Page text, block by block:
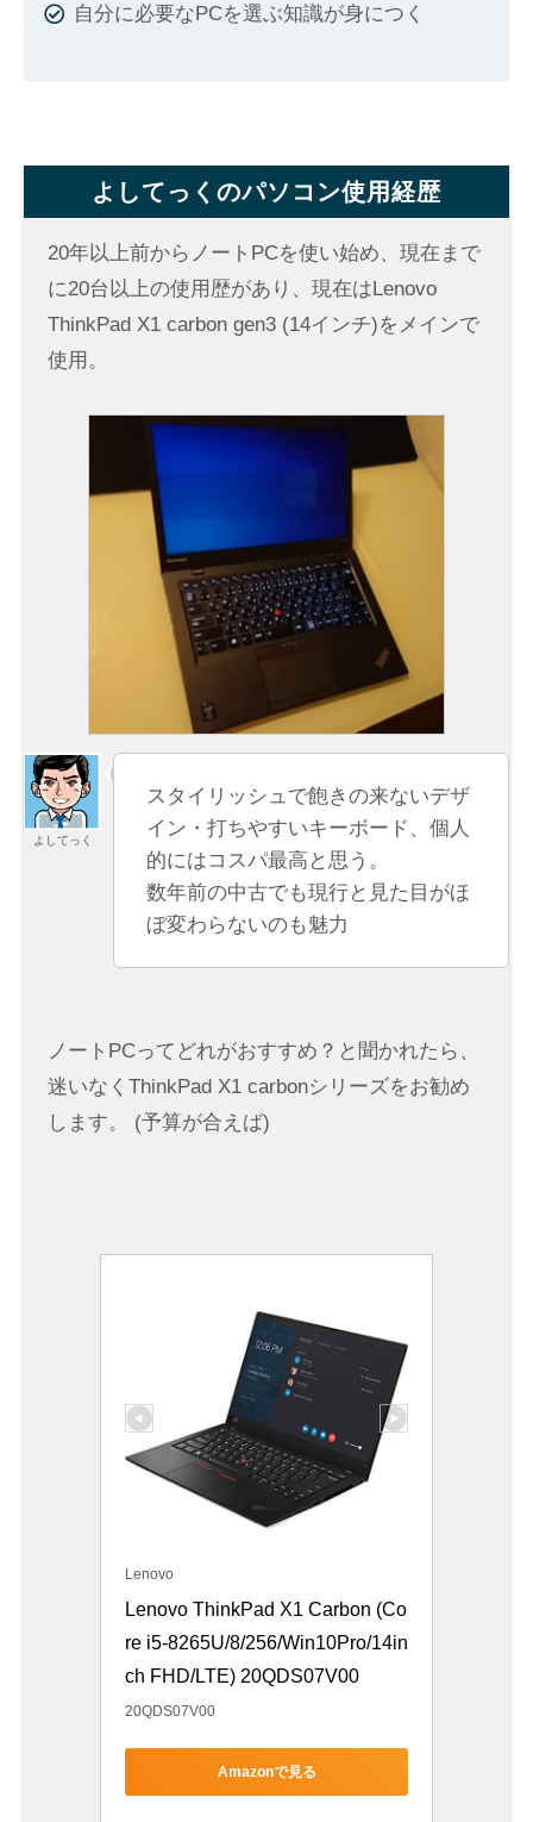
自分に必要なPCを選ぶ知識が身につく
よしてっくのパソコン使用経歴
20年以上前からノートPCを使い始め、現在まで
に20台以上の使用歴があり、現在はLenovo
ThinkPad X1 carbon gen3 (14インチ)をメインで
使用。
よしてっく
スタイリッシュで飽きの来ないデザ
イン・打ちやすいキーボード、個人
的にはコスパ最高と思う。
数年前の中古でも現行と見た目がほ
ぼ変わらないのも魅力
ノートPCってどれがおすすめ？と聞かれたら、
迷いなくThinkPad X1 carbonシリーズをお勧め
します。 (予算が合えば)
Lenovo
Lenovo ThinkPad X1 Carbon (Co
re i5-8265U/8/256/Win10Pro/14in
ch FHD/LTE) 20QDS07V00
20QDS07V00
Amazonで見る